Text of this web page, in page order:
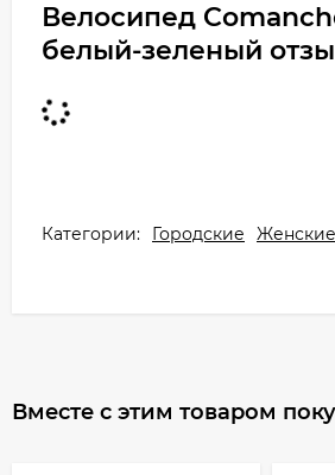
Велосипед
белый-зеленый
Категории: Городские Женские
Вместе с этим товаром